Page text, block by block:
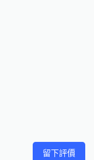
留下評價